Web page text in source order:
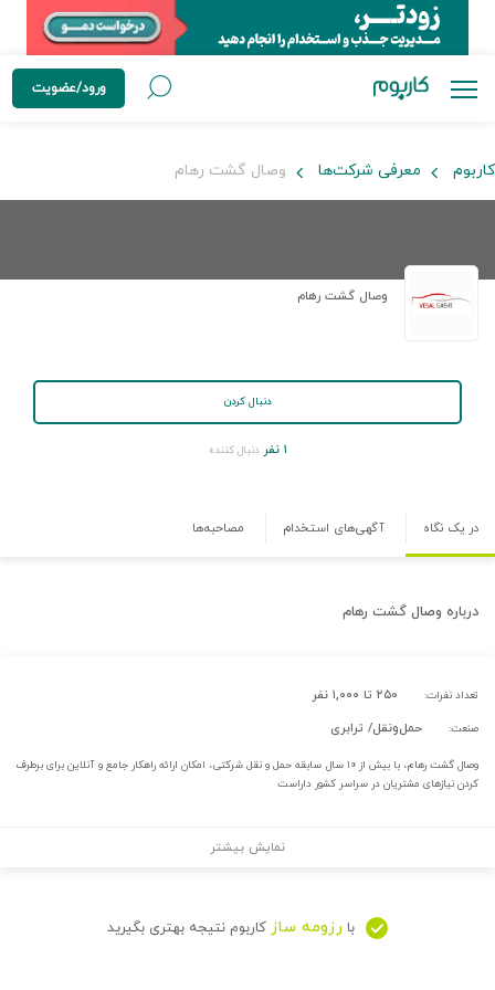
ورود/عضویت
کاربوم معرفی شرکت‌ها وصال گشت رهام
وصال گشت رهام
دنبال کردن
۱ نفر دنبال کننده
در یک نگاه آگهی‌های استخدام مصاحبه‌ها
درباره وصال گشت رهام
تعداد نفرات: ۲۵۰ تا ۱,۰۰۰ نفر
صنعت: حمل‌و‌نقل/ ترابری
وصال گشت رهام، با بیش از ۱۰ سال سابقه حمل و نقل شرکتی، امکان ارائه راهکار جامع و آنلاین برای برطرف
کردن نیازهای مشتریان در سراسر کشور داراست
نمایش بیشتر
با رزومه ساز کاربوم نتیجه بهتری بگیرید